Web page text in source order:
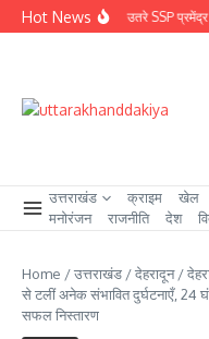
Skip to content
Hot News
ग्राउंड जीरो पर उतरे SSP प्रमेंद्र
उत्तराखंड क्राइम खेल
मनोरंजन
राजनीति देश
Home /उत्तराखंड /देहरादून/
से टलीं अनेक संभावित दुर्घटनाएँ,
सफल निस्तारण